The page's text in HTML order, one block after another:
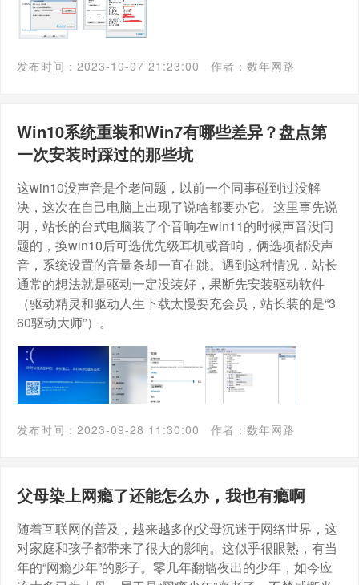
发布时间：2023-10-07 21:23:00 作者：数年网路
Win10系统重装和Win7有哪些差异？盘点第
一次安装时踩过的那些坑
这win10没声音是个老问题，以前一个同事碰到过没解
决，这次在自己电脑上出现了说啥都要办它。这里事先说
明，站长的台式电脑装了个音响在win11的时候声音没问
题的，换win10后可选优先级耳机或音响，俩选项都没声
音，系统设置的音量条却一直在跳。遇到这种情况，站长
通常的想法就是驱动一定没装好，果断先安装驱动软件
（驱动精灵和驱动人生下载太慢要充会员，站长装的是“3
60驱动大师”）。
发布时间：2023-09-28 11:30:00 作者：数年网路
父母染上网瘾了还能怎么办，我也有瘾啊
随着互联网的普及，越来越多的父母沉迷于网络世界，这
对家庭和孩子都带来了很大的影响。这似乎很眼熟，有当
年的“网瘾少年”的影子。零几年翻墙夜出的少年，如今应